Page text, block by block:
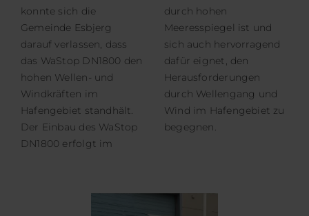
konnte sich die
Gemeinde Esbjerg
darauf verlassen, dass
das WaStop DN1800 den
hohen Wellen- und
Windkräften im
Hafengebiet standhält.
Der Einbau des WaStop
DN1800 erfolgt im
durch hohen
Meeresspiegel ist und
sich auch hervorragend
dafür eignet, den
Herausforderungen
durch Wellengang und
Wind im Hafengebiet zu
begegnen.